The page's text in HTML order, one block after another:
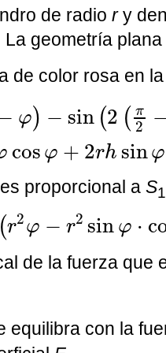
de radio ry
La geometría
de color rosa en
φ) − sin (2 ( π
2
cos φ + 2rh sin φ
sin 2− φ ))
proporcional a S1
(r2φ − r2 sin φ ⋅
φ −r φ· cos
de la fuerza que
equilibra con la